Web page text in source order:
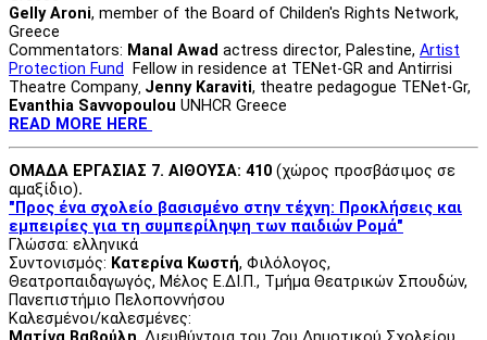
Gelly Aroni, member of the Board of Childen's Rights Network,
Greece
Commentators: Manal Awad actress director, Palestine, Artist
Protection Fund
Fellow in residence at TENet-GR and Antirrisi
Theatre Company, Jenny Karaviti, theatre pedagogue TENet-Gr,
Evanthia Savvopoulou UNHCR Greece
READ MORE HERE
ΟΜΑΔΑ ΕΡΓΑΣΙΑΣ 7. ΑΙΘΟΥΣΑ: 410 (χώρος προσβάσιμος σε
αμαξίδιο).
"Προς ένα σχολείο βασισμένο στην τέχνη: Προκλήσεις και
εμπειρίες για τη συμπερίληψη των παιδιών Ρομά"
Γλώσσα: ελληνικά
Συντονισμός: Κατερίνα Κωστή, Φιλόλογος,
Θεατροπαιδαγωγός, Μέλος Ε.ΔΙ.Π., Τμήμα Θεατρικών Σπουδών,
Πανεπιστήμιο Πελοποννήσου
Καλεσμένοι/καλεσμένες: